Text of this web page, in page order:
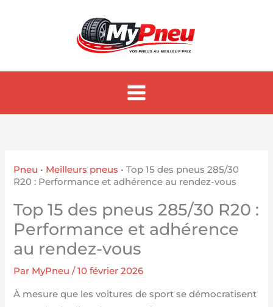
Pneu • Meilleurs pneus •Top 15 des pneus 285/30
R20 : Performance et adhérence au rendez-vous
Top 15 des pneus 285/30 R20 :
Performance et adhérence
au rendez-vous
Par MyPneu/10 février 2026
À mesure que les voitures de sport se démocratisent